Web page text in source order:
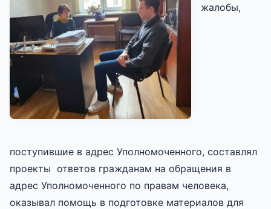
жалобы,
поступившие в адрес Уполномоченного, составлял
проекты ответов гражданам на обращения в
адрес Уполномоченного по правам человека,
оказывал помощь в подготовке материалов для